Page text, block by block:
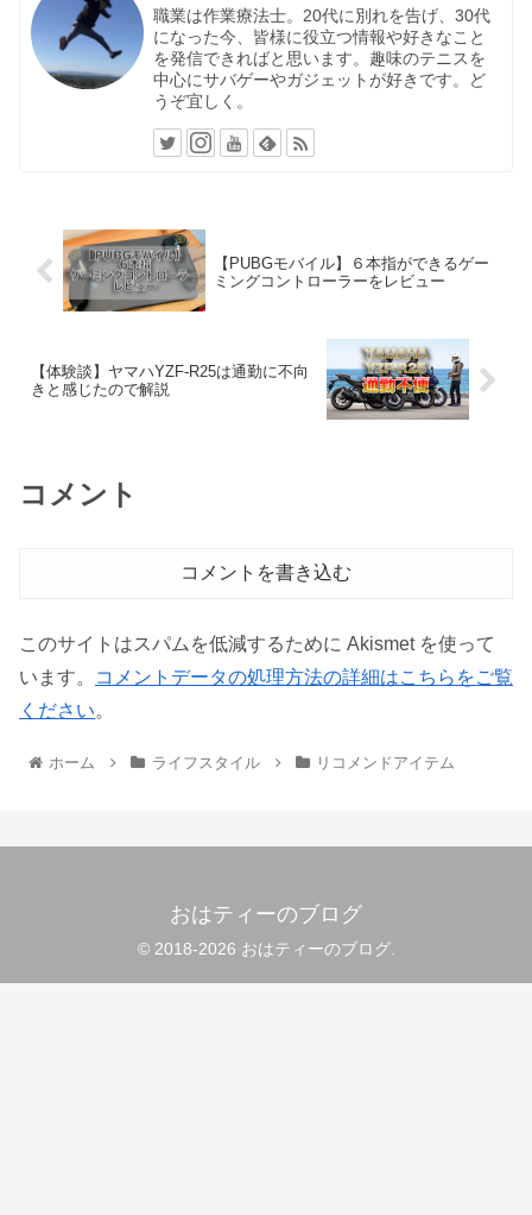
職業は作業療法士。20代に別れを告げ、30代
になった今、皆様に役立つ情報や好きなこと
を発信できればと思います。趣味のテニスを
中心にサバゲーやガジェットが好きです。ど
うぞ宜しく。
【PUBGモバイル】６本指ができるゲー
ミングコントローラーをレビュー
【体験談】ヤマハYZF-R25は通勤に不向
きと感じたので解説
コメント
コメントを書き込む
このサイトはスパムを低減するために Akismet を使って
います。
コメントデータの処理方法の詳細はこちらをご覧
ください。
ホーム ライフスタイル リコメンドアイテム
おはティーのブログ
© 2018-2026 おはティーのブログ.